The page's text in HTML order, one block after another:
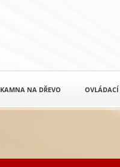
KAMNA NA DŘEVO OVLÁDACÍ